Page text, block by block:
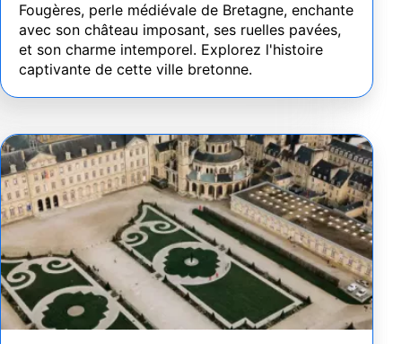
Fougères, perle médiévale de Bretagne, enchante
avec son château imposant, ses ruelles pavées,
et son charme intemporel. Explorez l'histoire
captivante de cette ville bretonne.
Image